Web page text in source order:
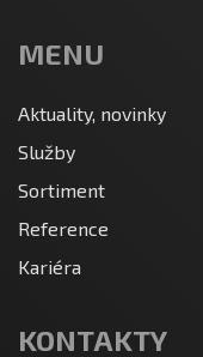
MENU
Aktuality, novinky
Služby
Sortiment
Reference
Kariéra
KONTAKTY